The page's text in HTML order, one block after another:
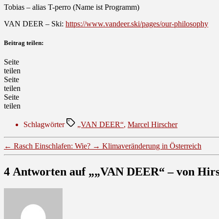
Tobias – alias T-perro (Name ist Programm)
VAN DEER – Ski: https://www.vandeer.ski/pages/our-philosophy
Beitrag teilen:
Seite
teilen
Seite
teilen
Seite
teilen
Schlagwörter „VAN DEER“, Marcel Hirscher
← Rasch Einschlafen: Wie? → Klimaveränderung in Österreich
4 Antworten auf „„VAN DEER“ – von